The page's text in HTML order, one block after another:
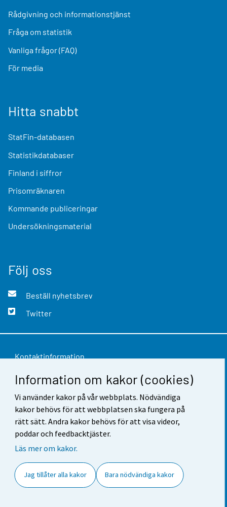
Information om kakor (cookies)
Vi använder kakor på vår webbplats. Nödvändiga
kakor behövs för att webbplatsen ska fungera på
rätt sätt. Andra kakor behövs för att visa videor,
poddar och feedbacktjäster.
Läs mer om kakor.
Jag tillåter alla kakor Bara nödvändiga kakor
Rådgivning och informationstjänst
Fråga om statistik
Vanliga frågor (FAQ)
För media
Hitta snabbt
StatFin-databasen
Statistikdatabaser
Finland i siffror
Prisomräknaren
Kommande publiceringar
Undersökningsmaterial
Följ oss
Beställ nyhetsbrev
Twitter
Kontaktinformation
Respons
Användarvillkor
Dataskydd
Tillgänglighet
Cookie-inställningar